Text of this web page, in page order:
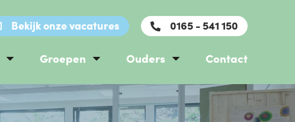
Bekijk onze vacatures 0165 - 541 150
Groepen Ouders Contact